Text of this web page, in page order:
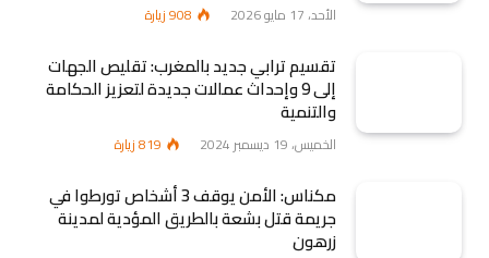
الأحد، 17 مايو 2026 908زيارة
تقسيم ترابي جديد بالمغرب: تقليص الجهات
إلى 9 وإحداث عمالات جديدة لتعزيز الحكامة
والتنمية
الخميس، 19 ديسمبر 2024 819زيارة
مكناس: الأمن يوقف 3 أشخاص تورطوا في
جريمة قتل بشعة بالطريق المؤدية لمدينة
زرهون